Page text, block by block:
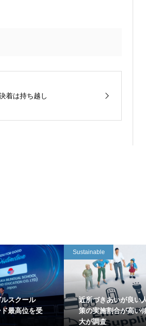
着は持ち越し
スクール
最高位を受
Sustainable
近所づきあいが良い
策の実施割合が高
大が調査